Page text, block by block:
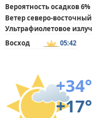
Вероятность осадков 6%
Ветер северо-восточный
Ультрафиолетовое
Восход
05:42
+34°
+17°